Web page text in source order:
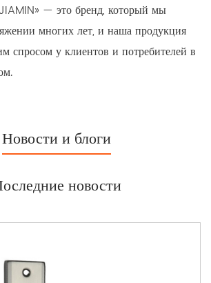
— это бренд, который мы
многих лет, и наша продукция
спросом у клиентов и потребителей в
Новости и блоги
новости